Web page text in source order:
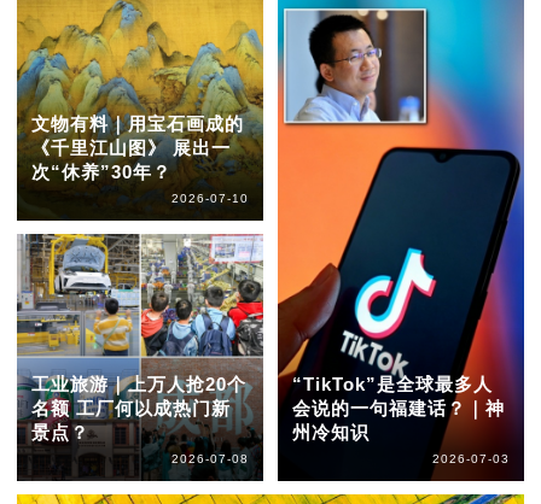
文物有料｜用宝石画成的
《千里江山图》 展出一
次“休养”30年？
2026-07-10
工业旅游｜上万人抢20个
名额 工厂何以成热门新
景点？
2026-07-08
“TikTok”是全球最多人
会说的一句福建话？｜神
州冷知识
2026-07-03